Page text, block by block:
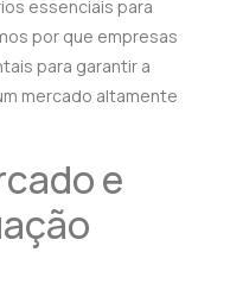
essenciais para
por que empresas
para garantir a
mercado altamente
e